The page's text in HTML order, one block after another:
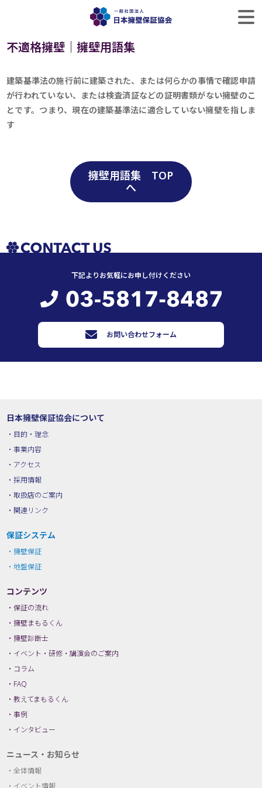
不適格擁壁｜擁壁用語集
建築基準法の施行前に建築された、または何らかの事情で確認申請
が行われていない、または検査済証などの証明書類がない擁壁のこ
とです。つまり、現在の建築基準法に適合していない擁壁を指しま
す
擁壁用語集 TOP
へ
下記よりお気軽にお申し付けください
お問い合わせフォーム
日本擁壁保証協会について
目的・理念
事業内容
アクセス
採用情報
取扱店のご案内
関連リンク
保証システム
擁壁保証
地盤保証
コンテンツ
保証の流れ
擁壁まもるくん
擁壁診断士
イベント・研修・講演会のご案内
コラム
FAQ
教えてまもるくん
事例
インタビュー
ニュース・お知らせ
全体情報